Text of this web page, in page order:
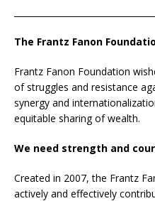
The Frantz Fanon
Frantz Fanon Foundation
of struggles and resistance
synergy and
equitable sharing of wealth.
We need strength and
Created in 2007, the Frantz
actively and effectively